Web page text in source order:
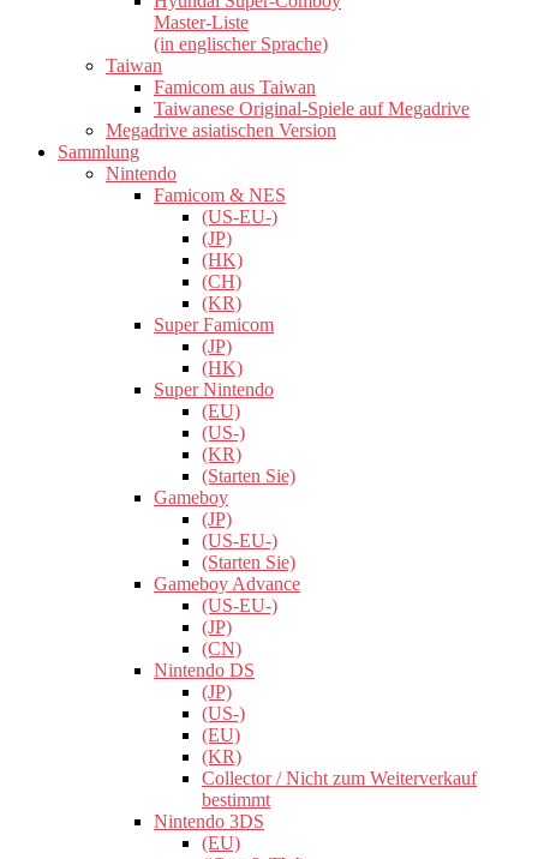
Master-Liste
(in englischer Sprache)
Taiwan
Famicom aus Taiwan
Taiwanese Original-Spiele auf Megadrive
Megadrive asiatischen Version
Sammlung
Nintendo
Famicom & NES
(US-EU-)
(JP)
(HK)
(CH)
(KR)
Super Famicom
(JP)
(HK)
Super Nintendo
(EU)
(US-)
(KR)
(Starten Sie)
Gameboy
(JP)
(US-EU-)
(Starten Sie)
Gameboy Advance
(US-EU-)
(JP)
(CN)
Nintendo DS
(JP)
(US-)
(EU)
(KR)
Collector / Nicht zum Weiterverkauf
bestimmt
Nintendo 3DS
(EU)